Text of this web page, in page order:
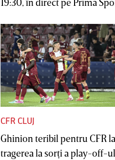
CFR CLUJ
Ghinion teribil pentru CFR la
tragerea la sorţi a play-off-